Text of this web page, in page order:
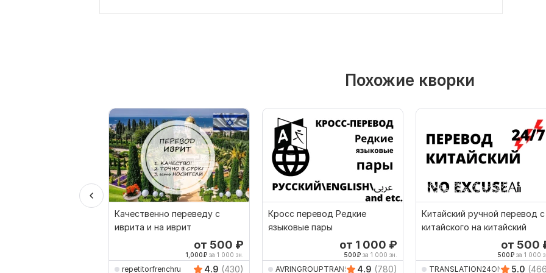
Похожие кворки
Качественно переведу с
иврита и на иврит
от 500 ₽
1,000₽ за 1 000 зн.
repetitorfrenchru 4.9 (430)
Кросс перевод Редкие
языковые пары
от 1 000 ₽
500₽ за 1 000 зн.
AVRINGROUPTRANSLATIO
4.9 (780)
Китайский ручной перевод с
китайского на китайский
от 500
500₽ за 1 000
TRANSLATION24ON7 5.0